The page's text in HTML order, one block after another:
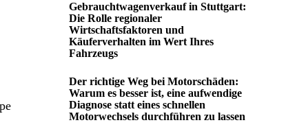
Gebrauchtwagenverkauf in Stuttgart:
Die Rolle regionaler
Wirtschaftsfaktoren und
Käuferverhalten im Wert Ihres
Fahrzeugs
Der richtige Weg bei Motorschäden:
Warum es besser ist, eine aufwendige
Diagnose statt eines schnellen
Motorwechsels durchführen zu lassen